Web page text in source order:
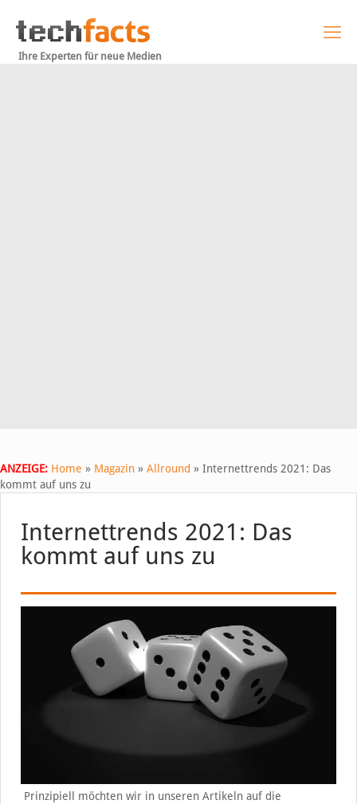
Ihre Experten für neue Medien
ANZEIGE: Home » Magazin » Allround » Internettrends 2021: Das
kommt auf uns zu
Internettrends 2021: Das
kommt auf uns zu
Prinzipiell möchten wir in unseren Artikeln auf die